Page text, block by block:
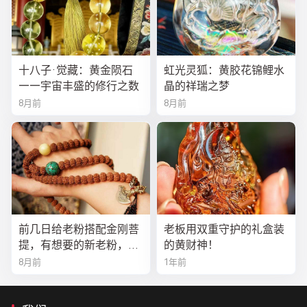
十八子·觉藏：黄金陨石
——宇宙丰盛的修行之数
8月前
虹光灵狐：黄胶花锦鲤水
晶的祥瑞之梦
8月前
前几日给老粉搭配金刚菩
提，有想要的新老粉，都
可以来排队
8月前
老板用双重守护的礼盒装
的黄财神！
1年前